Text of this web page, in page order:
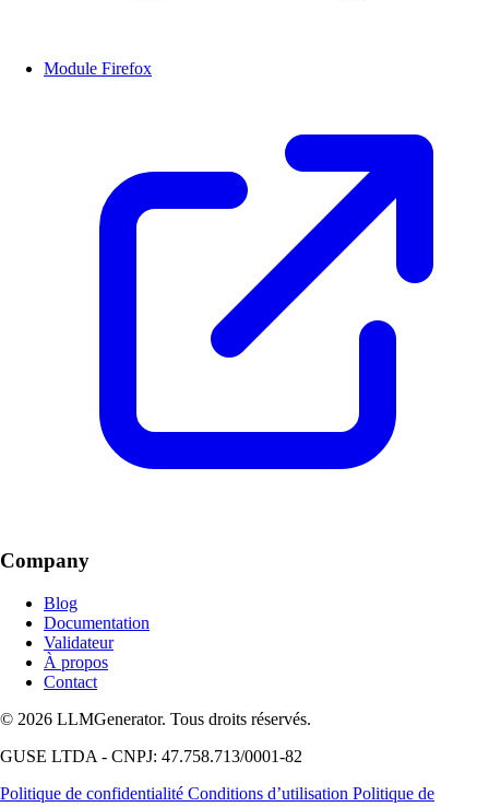
Module Firefox
Company
Blog
Documentation
Validateur
À propos
Contact
© 2026 LLMGenerator. Tous droits réservés.
GUSE LTDA - CNPJ: 47.758.713/0001-82
Politique de confidentialité Conditions d’utilisation Politique de